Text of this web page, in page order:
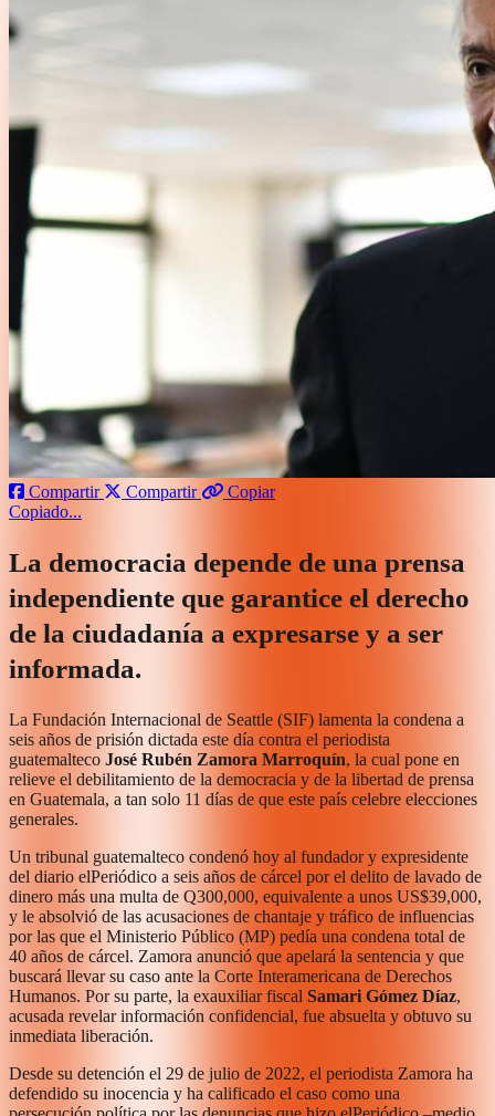
Compartir Compartir
Copiar
Copiado...
La democracia depende de una prensa
independiente que garantice el derecho
de la ciudadanía a expresarse y a ser
informada.
La Fundación Internacional de Seattle (SIF) lamenta la condena a
seis años de prisión dictada este día contra el periodista
guatemalteco José Rubén Zamora Marroquín, la cual pone en
relieve el debilitamiento de la democracia y de la libertad de prensa
en Guatemala, a tan solo 11 días de que este país celebre elecciones
generales.
Un tribunal guatemalteco condenó hoy al fundador y expresidente
del diario elPeriódico a seis años de cárcel por el delito de lavado de
dinero más una multa de Q300,000, equivalente a unos US$39,000,
y le absolvió de las acusaciones de chantaje y tráfico de influencias
por las que el Ministerio Público (MP) pedía una condena total de
40 años de cárcel. Zamora anunció que apelará la sentencia y que
buscará llevar su caso ante la Corte Interamericana de Derechos
Humanos. Por su parte, la exauxiliar fiscal Samari Gómez Díaz,
acusada revelar información confidencial, fue absuelta y obtuvo su
inmediata liberación.
Desde su detención el 29 de julio de 2022, el periodista Zamora ha
defendido su inocencia y ha calificado el caso como una